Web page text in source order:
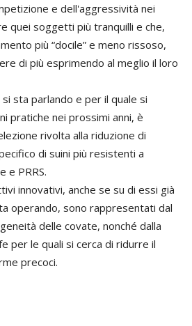
e dell'aggressività nei
quei soggetti più tranquilli e che,
più “docile” e meno rissoso,
di più esprimendo al meglio il loro
sta parlando e per il quale si
pratiche nei prossimi anni, è
rivolta alla riduzione di
di suini più resistenti a
e PRRS.
innovativi, anche se su di essi già
operando, sono rappresentati dal
delle covate, nonché dalla
per le quali si cerca di ridurre il
precoci.